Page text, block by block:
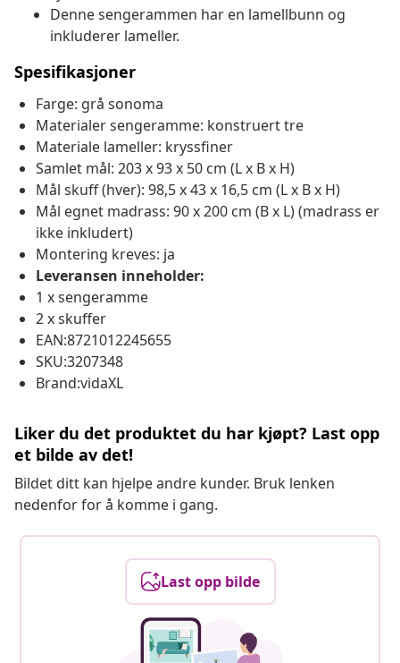
Denne sengerammen har en lamellbunn og
inkluderer lameller.
Spesifikasjoner
Farge: grå sonoma
Materialer sengeramme: konstruert tre
Materiale lameller: kryssfiner
Samlet mål: 203 x 93 x 50 cm (L x B x H)
Mål skuff (hver): 98,5 x 43 x 16,5 cm (L x B x H)
Mål egnet madrass: 90 x 200 cm (B x L) (madrass er
ikke inkludert)
Montering kreves: ja
Leveransen inneholder:
1 x sengeramme
2 x skuffer
EAN:8721012245655
SKU:3207348
Brand:vidaXL
Liker du det produktet du har kjøpt? Last opp
et bilde av det!
Bildet ditt kan hjelpe andre kunder. Bruk lenken
nedenfor for å komme i gang.
Last opp bilde